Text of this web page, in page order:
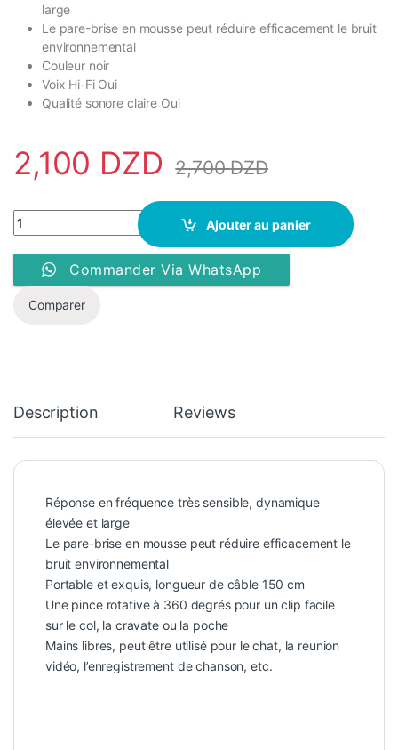
large
Le pare-brise en mousse peut réduire efficacement le bruit
environnemental
Couleur noir
Voix Hi-Fi Oui
Qualité sonore claire Oui
2,100 DZD 2,700DZD
Micro Cravate Type-C Pour Camera - Pc - Smartphone - Noir
Ajouter au panier
Commander Via WhatsApp
Comparer
Description Reviews
Réponse en fréquence très sensible, dynamique
élevée et large
Le pare-brise en mousse peut réduire efficacement le
bruit environnemental
Portable et exquis, longueur de câble 150 cm
Une pince rotative à 360 degrés pour un clip facile
sur le col, la cravate ou la poche
Mains libres, peut être utilisé pour le chat, la réunion
vidéo, l’enregistrement de chanson, etc.